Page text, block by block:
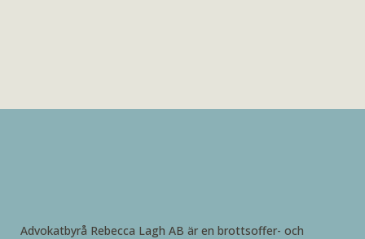
Advokatbyrå Rebecca Lagh AB är en brottsoffer- och